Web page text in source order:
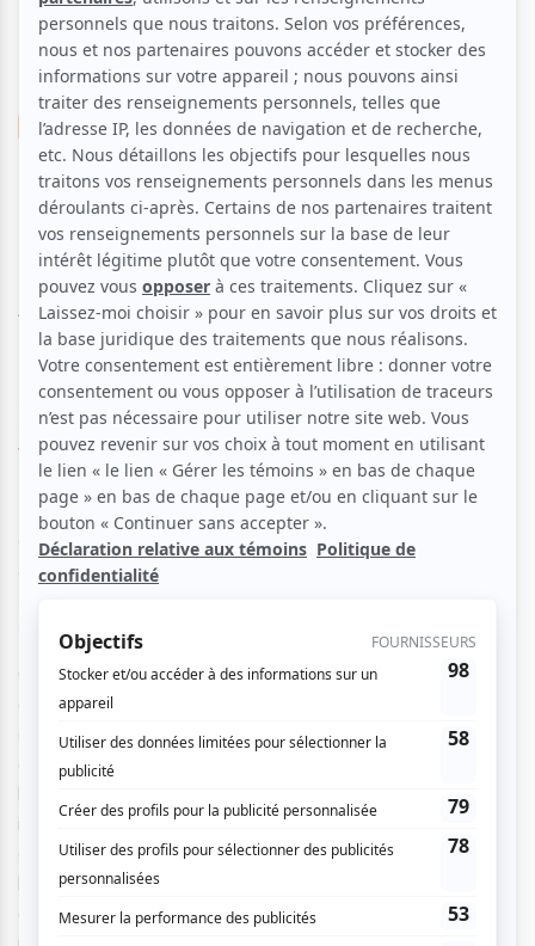
Danse Orientale Contemporaine
Festival Accès Asie |
OrienTik/Portrait
Aucune offre promotionnelle
disponible
Soyez les premiers avisés dès qu'il y aura une offre promo
pour Festival Accès Asie | OrienTik/Portrait: INSCRIVEZ-
VOUS
Dans le cadre du Festival Accès Asie, voyez
OrienTik/Portrait, une performance d’une distribution
complète d’artistes canadiens d’origine asiatique.
OrienTik/Portrait unit l’esthétisme asiatique, la danse
contemporaine, la percussion japonaise et la musique
classique. OrienTik/Portrait marie des sons et des rythmes
éclectiques au style chorégraphique des performances
hybrides d’Alvin Erasga Tolentino. Dans ce spectacle
impressionnant, les interprètes dansent tout en jouant sur
divers instruments de percussion. OrienTik/Portrait célèbre
la rencontre de la danse et de la musique en nous délivrant
du quotidien pour nous faire visiter des mondes imaginaires